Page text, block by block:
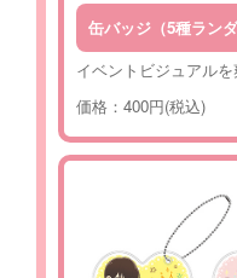
缶バッジ（5種ランダ
イベントビジュアルを
価格：400円(税込)